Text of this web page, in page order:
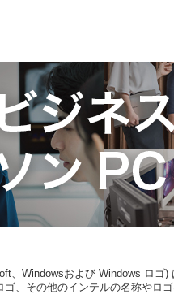
、Windowsおよび Windows ロゴ)
、その他のインテルの名称やロ